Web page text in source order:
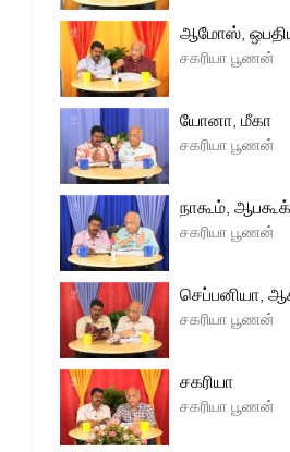
ஆமோஸ்,
சகரியா பூணன்
யோனா, மீகா
சகரியா பூணன்
நாகூம், ஆபகூக்
சகரியா பூணன்
செப்பனியா,
சகரியா பூணன்
சகரியா
சகரியா பூணன்